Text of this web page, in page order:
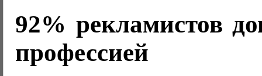
92% рекламистов
профессией